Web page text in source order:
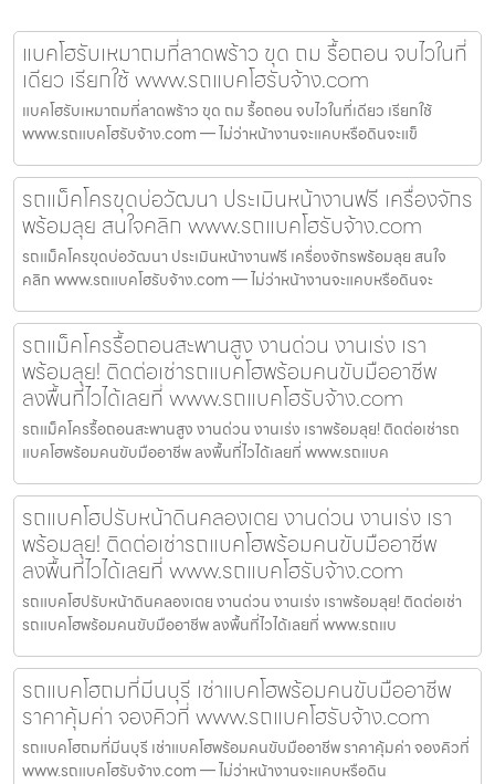
แบคโฮรับเหมาถมที่ลาดพร้าว ขุด ถม รื้อถอน จบไวในที่
เดียว เรียกใช้ www.รถแบคโฮรับจ้าง.com
แบคโฮรับเหมาถมที่ลาดพร้าว ขุด ถม รื้อถอน จบไวในที่เดียว เรียกใช้
www.รถแบคโฮรับจ้าง.com — ไม่ว่าหน้างานจะแคบหรือดินจะแข็
รถแม็คโครขุดบ่อวัฒนา ประเมินหน้างานฟรี เครื่องจักร
พร้อมลุย สนใจคลิก www.รถแบคโฮรับจ้าง.com
รถแม็คโครขุดบ่อวัฒนา ประเมินหน้างานฟรี เครื่องจักรพร้อมลุย สนใจ
คลิก www.รถแบคโฮรับจ้าง.com — ไม่ว่าหน้างานจะแคบหรือดินจะ
รถแม็คโครรื้อถอนสะพานสูง งานด่วน งานเร่ง เรา
พร้อมลุย! ติดต่อเช่ารถแบคโฮพร้อมคนขับมืออาชีพ
ลงพื้นที่ไวได้เลยที่ www.รถแบคโฮรับจ้าง.com
รถแม็คโครรื้อถอนสะพานสูง งานด่วน งานเร่ง เราพร้อมลุย! ติดต่อเช่ารถ
แบคโฮพร้อมคนขับมืออาชีพ ลงพื้นที่ไวได้เลยที่ www.รถแบค
รถแบคโฮปรับหน้าดินคลองเตย งานด่วน งานเร่ง เรา
พร้อมลุย! ติดต่อเช่ารถแบคโฮพร้อมคนขับมืออาชีพ
ลงพื้นที่ไวได้เลยที่ www.รถแบคโฮรับจ้าง.com
รถแบคโฮปรับหน้าดินคลองเตย งานด่วน งานเร่ง เราพร้อมลุย! ติดต่อเช่า
รถแบคโฮพร้อมคนขับมืออาชีพ ลงพื้นที่ไวได้เลยที่ www.รถแบ
รถแบคโฮถมที่มีนบุรี เช่าแบคโฮพร้อมคนขับมืออาชีพ
ราคาคุ้มค่า จองคิวที่ www.รถแบคโฮรับจ้าง.com
รถแบคโฮถมที่มีนบุรี เช่าแบคโฮพร้อมคนขับมืออาชีพ ราคาคุ้มค่า จองคิวที่
www.รถแบคโฮรับจ้าง.com — ไม่ว่าหน้างานจะแคบหรือดิน